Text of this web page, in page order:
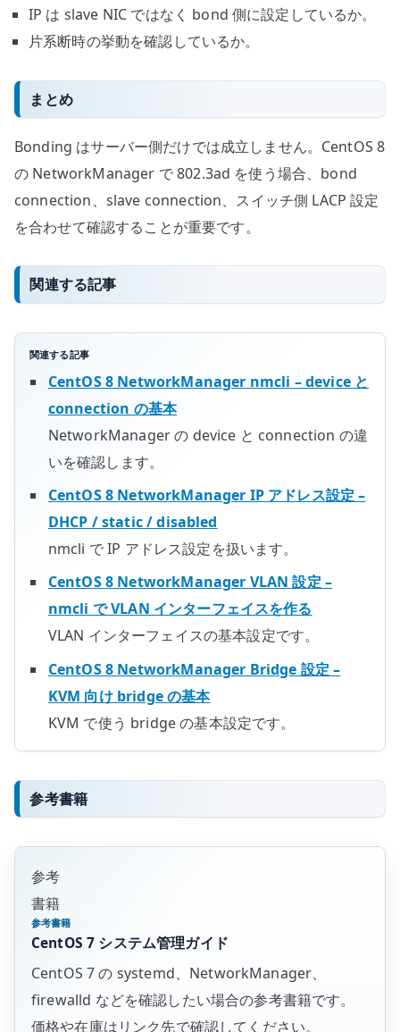
IP は slave NIC ではなく bond 側に設定しているか。
片系断時の挙動を確認しているか。
まとめ
Bonding はサーバー側だけでは成立しません。CentOS 8
の NetworkManager で 802.3ad を使う場合、bond
connection、slave connection、スイッチ側 LACP 設定
を合わせて確認することが重要です。
関連する記事
関連する記事
CentOS 8 NetworkManager nmcli – device と
connection の基本
NetworkManager の device と connection の違
いを確認します。
CentOS 8 NetworkManager IP アドレス設定 –
DHCP / static / disabled
nmcli で IP アドレス設定を扱います。
CentOS 8 NetworkManager VLAN 設定 –
nmcli で VLAN インターフェイスを作る
VLAN インターフェイスの基本設定です。
CentOS 8 NetworkManager Bridge 設定 –
KVM 向け bridge の基本
KVM で使う bridge の基本設定です。
参考書籍
参考
書籍
参考書籍
CentOS 7 システム管理ガイド
CentOS 7 の systemd、NetworkManager、
firewalld などを確認したい場合の参考書籍です。
価格や在庫はリンク先で確認してください。